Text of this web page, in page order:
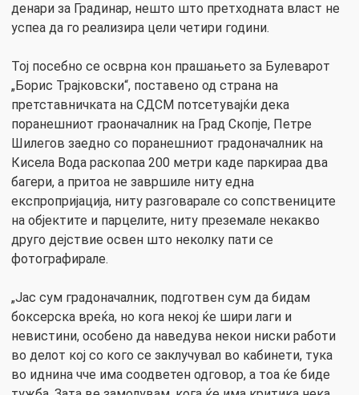
денари за Градинар, нешто што претходната власт не
успеа да го реализира цели четири години.
Тој посебно се осврна кон прашањето за Булеварот
„Борис Трајковски“, поставено од страна на
претставничката на СДСМ потсетувајќи дека
поранешниот граоначалник на Град Скопје, Петре
Шилегов заедно со поранешниот градоначалник на
Кисела Вода раскопаа 200 метри каде паркираа два
багери, а притоа не завршиле ниту една
експропријација, ниту разговарале со сопствениците
на објектите и парцелите, ниту преземале некакво
друго дејствие освен што неколку пати се
фотографирале.
„Јас сум градоначалник, подготвен сум да бидам
боксерска вреќа, но кога некој ќе шири лаги и
невистини, особено да наведува некои ниски работи
во делот кој со кого се заклучувал во кабинети, тука
во иднина чче има соодветен одговор, а тоа ќе биде